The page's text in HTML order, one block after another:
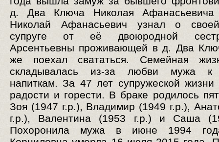
д. Два Ключа Николая Афанасьевича
Николай Афанасьевич узнал о
супруге от её двоюродной
Арсентьевны проживающей в д. Два
же поехал свататься. Семейная
складывалась из-за любви мужа к
напиткам. За 47 лет супружеской
радости и горести. В браке родилось
Зоя (1947 г.р.), Владимир (1949 г.р.),
г.р.), Валентина (1953 г.р.) и Саша
Похоронила мужа в июне 1994